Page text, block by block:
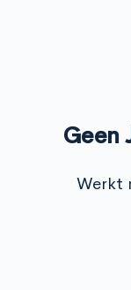
Geen
Werkt